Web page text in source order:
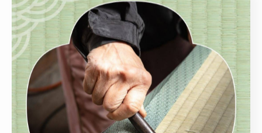
建物の状態に合わせて最適な塗料を提案し、長持ちする
塗装を実現します。遮熱性や防カビ・防藻性など、機能
性を重視した塗料の選定もポイントです。
さらに、外壁の形状や素材に合わせて塗り方を工夫する
ことで、塗膜の密着性や耐久性を高めます。例えば、雨
が多いエリアでは水はけを良くする塗装方法を採用し、
ひび割れが多い外壁には弾性塗料を使用するなど、細か